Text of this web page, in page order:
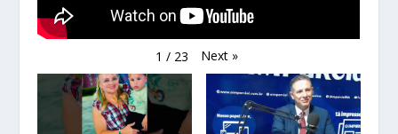
1 / 23 Next »